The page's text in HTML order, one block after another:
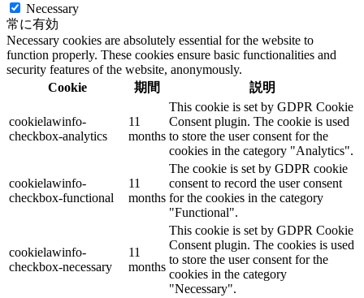
Necessary
常に有効
Necessary cookies are absolutely essential for the website to
function properly. These cookies ensure basic functionalities and
security features of the website, anonymously.
Cookie
期間 説明
cookielawinfo-
checkbox-analytics
11
months
This cookie is set by GDPR Cookie
Consent plugin. The cookie is used
to store the user consent for the
cookies in the category "Analytics".
cookielawinfo-
checkbox-functional
11
months
The cookie is set by GDPR cookie
consent to record the user consent
for the cookies in the category
"Functional".
cookielawinfo-
checkbox-necessary
11
months
This cookie is set by GDPR Cookie
Consent plugin. The cookies is used
to store the user consent for the
cookies in the category
"Necessary".